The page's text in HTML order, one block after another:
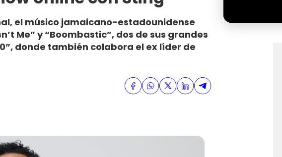
el músico jamaicano-estadounidense
Me” y “Boombastic”, dos de sus grandes
donde también colabora el ex líder de